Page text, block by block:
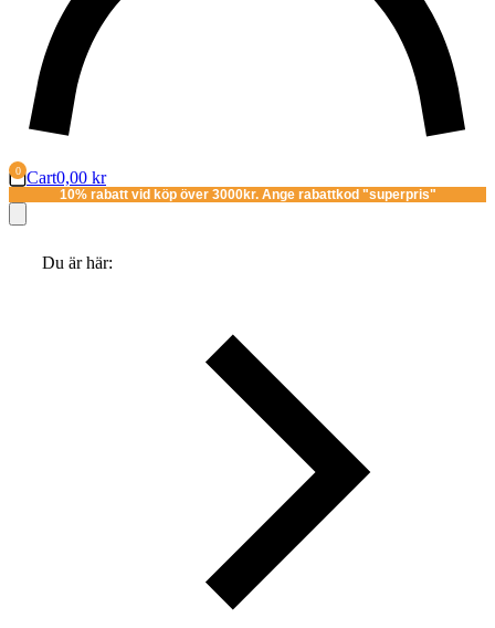
Cart0,00 kr
10% rabatt vid köp över 3000kr. Ange rabattkod "superpris"
Du är här: